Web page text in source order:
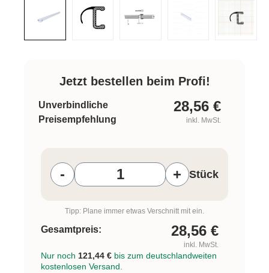
Jetzt bestellen beim Profi!
Unverbindliche
Preisempfehlung
28,56 €
inkl. MwSt.
- + Stück
Tipp: Plane immer etwas Verschnitt mit ein.
Gesamtpreis: 28,56 €
inkl. MwSt.
Nur noch 121,44 € bis zum deutschlandweiten
kostenlosen Versand.